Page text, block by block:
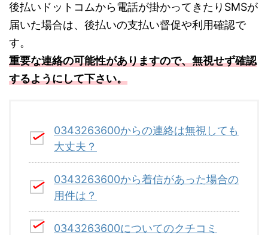
後払いドットコムから電話が掛かってきたりSMSが
届いた場合は、後払いの支払い督促や利用確認で
す。
重要な連絡の可能性がありますので、無視せず確認
するようにして下さい。
0343263600からの連絡は無視しても
大丈夫？
0343263600から着信があった場合の
用件は？
0343263600についてのクチコミ